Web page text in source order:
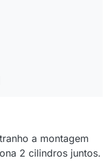
a montagem
2 cilindros juntos.